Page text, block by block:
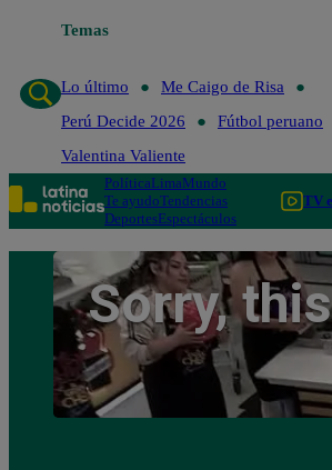
Temas
Lo último
Me Caigo de Risa
Perú Decide 2026
Fútbol peruano
Valentina Valiente
PolíticaLimaMundo
Te ayudoTendencias
DeportesEspectáculos
TV